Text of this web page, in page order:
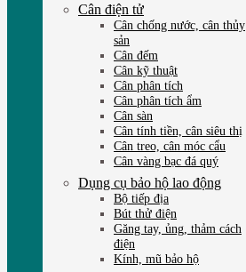
Cân điện tử
Cân chống nước, cân thủy
sản
Cân đếm
Cân kỹ thuật
Cân phân tích
Cân phân tích ẩm
Cân sàn
Cân tính tiền, cân siêu thị
Cân treo, cân móc cẩu
Cân vàng bạc đá quý
Dụng cụ bảo hộ lao động
Bộ tiếp địa
Bút thử điện
Găng tay, ủng, thảm cách
điện
Kính, mũ bảo hộ